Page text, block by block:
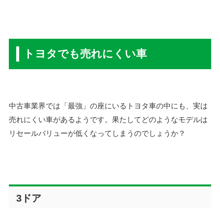
トヨタでも売れにくい車
中古車業界では「最強」の座にいるトヨタ車の中にも、実は
売れにくい車があるようです。果たしてどのようなモデルは
リセールバリューが低くなってしまうのでしょうか？
3ドア